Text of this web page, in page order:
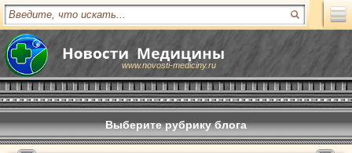
www.novosti-mediciny.ru
Выберите рубрику блога